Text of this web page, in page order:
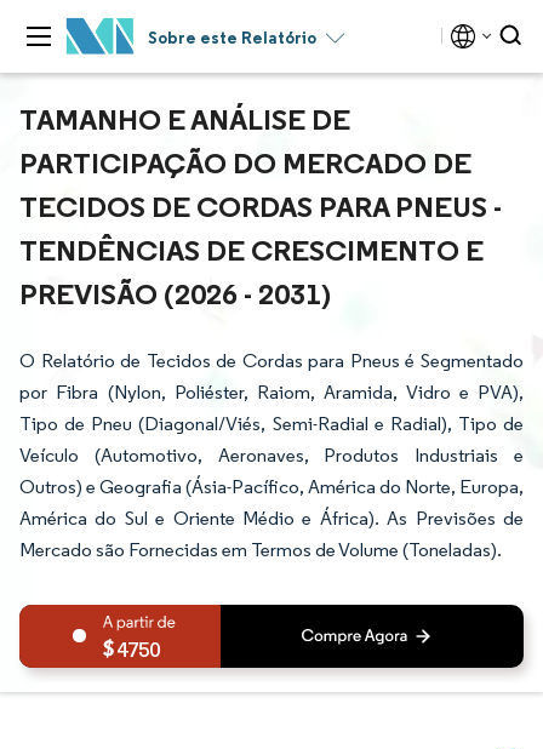
Sobre este Relatório
TAMANHO E ANÁLISE DE
PARTICIPAÇÃO DO MERCADO DE
TECIDOS DE CORDAS PARA PNEUS -
TENDÊNCIAS DE CRESCIMENTO E
PREVISÃO (2026 - 2031)
O Relatório de Tecidos de Cordas para Pneus é Segmentado
por Fibra (Nylon, Poliéster, Raiom, Aramida, Vidro e PVA),
Tipo de Pneu (Diagonal/Viés, Semi-Radial e Radial), Tipo de
Veículo (Automotivo, Aeronaves, Produtos Industriais e
Outros) e Geografia (Ásia-Pacífico, América do Norte, Europa,
América do Sul e Oriente Médio e África). As Previsões de
Mercado são Fornecidas em Termos de Volume (Toneladas).
4750